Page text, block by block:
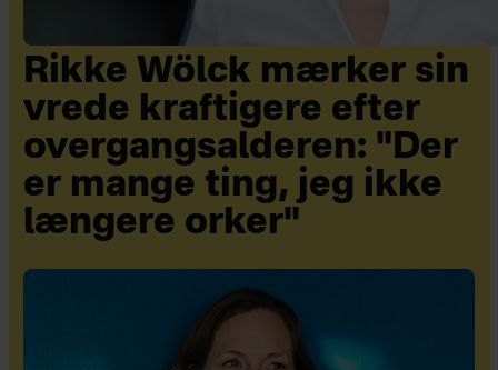
Rikke Wölck mærker sin
vrede kraftigere efter
overgangsalderen: "Der
er mange ting, jeg ikke
længere orker"